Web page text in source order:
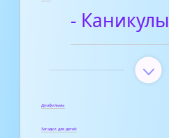
- Каникулы
Диафильмы
Загадки для детей